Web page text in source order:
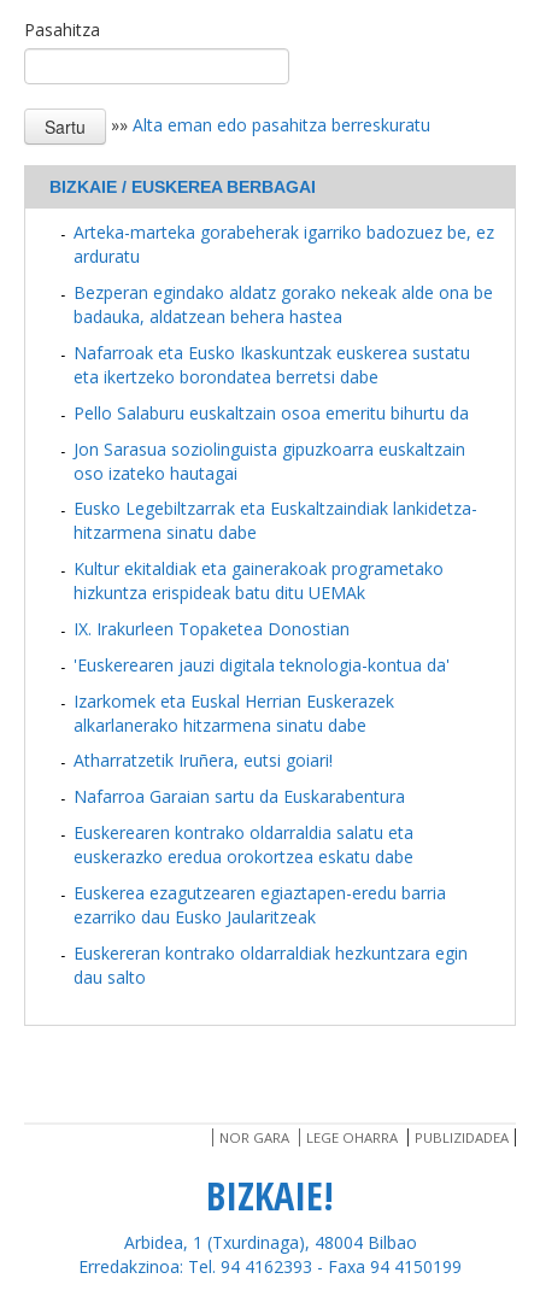
Pasahitza
»» Alta eman edo pasahitza berreskuratu
BIZKAIE / EUSKEREA BERBAGAI
Arteka-marteka gorabeherak igarriko badozuez be, ez
arduratu
Bezperan egindako aldatz gorako nekeak alde ona be
badauka, aldatzean behera hastea
Nafarroak eta Eusko Ikaskuntzak euskerea sustatu
eta ikertzeko borondatea berretsi dabe
Pello Salaburu euskaltzain osoa emeritu bihurtu da
Jon Sarasua soziolinguista gipuzkoarra euskaltzain
oso izateko hautagai
Eusko Legebiltzarrak eta Euskaltzaindiak lankidetza-
hitzarmena sinatu dabe
Kultur ekitaldiak eta gainerakoak programetako
hizkuntza erispideak batu ditu UEMAk
IX. Irakurleen Topaketea Donostian
'Euskerearen jauzi digitala teknologia-kontua da'
Izarkomek eta Euskal Herrian Euskerazek
alkarlanerako hitzarmena sinatu dabe
Atharratzetik Iruñera, eutsi goiari!
Nafarroa Garaian sartu da Euskarabentura
Euskerearen kontrako oldarraldia salatu eta
euskerazko eredua orokortzea eskatu dabe
Euskerea ezagutzearen egiaztapen-eredu barria
ezarriko dau Eusko Jaularitzeak
Euskereran kontrako oldarraldiak hezkuntzara egin
dau salto
NOR GARA LEGE OHARRA PUBLIZIDADEA
BIZKAIE!
Arbidea, 1 (Txurdinaga), 48004 Bilbao
Erredakzinoa: Tel. 94 4162393 - Faxa 94 4150199